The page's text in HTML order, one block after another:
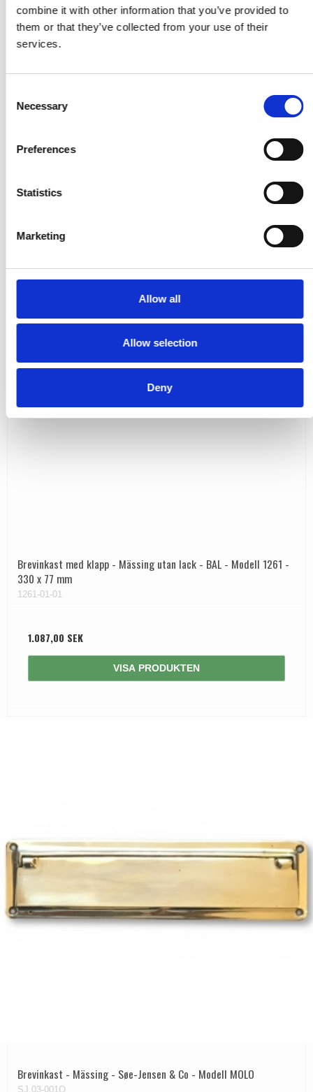
combine it with other information that you’ve provided to
them or that they’ve collected from your use of their
services.
Necessary
Preferences
Statistics
Marketing
Allow all
Allow selection
Deny
Brevinkast med klaff - Polerad krom - BAL - Modell 1261 - 330 x
77 mm
1.261,00 SEK
Brevinkast med klapp - Mässing utan lack - BAL - Modell 1261 -
330 x 77 mm
1261-01-01
1.087,00 SEK
VISA PRODUKTEN
Brevinkast - Mässing - Søe-Jensen & Co - Modell MOLO
SJ.03-001Q